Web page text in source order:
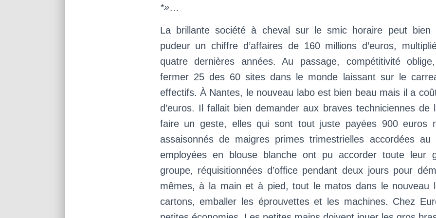
*»…
La brillante société à cheval sur le smic horaire peut bien
pudeur un chiffre d’affaires de 160 millions d’euros,
quatre dernières années. Au passage, compétitivité
fermer 25 des 60 sites dans le monde laissant sur le
effectifs. À Nantes, le nouveau labo est bien beau mais il a
d’euros. Il fallait bien demander aux braves techniciennes de
faire un geste, elles qui sont tout juste payées 900 euros
assaisonnés de maigres primes trimestrielles accordées
employées en blouse blanche ont pu accorder toute leur
groupe, réquisitionnées d’office pendant deux jours pour
mêmes, à la main et à pied, tout le matos dans le nouveau
cartons, emballer les éprouvettes et les machines. Chez